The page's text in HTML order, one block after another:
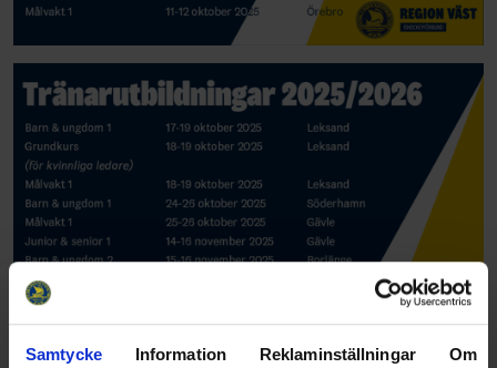
Samtycke Information Reklaminställningar Om